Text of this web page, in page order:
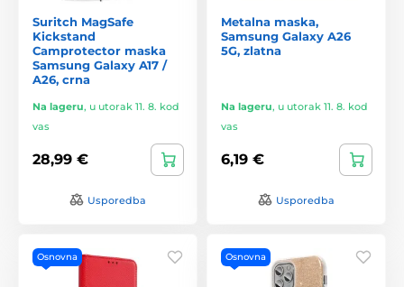
Suritch MagSafe
Kickstand
Camprotector maska
Samsung Galaxy A17 /
A26, crna
Na lageru, u utorak 11. 8. kod
vas
28,99 €
Usporedba
Metalna maska,
Samsung Galaxy A26
5G, zlatna
Na lageru, u utorak 11. 8. kod
vas
6,19 €
Usporedba
Osnovna Osnovna